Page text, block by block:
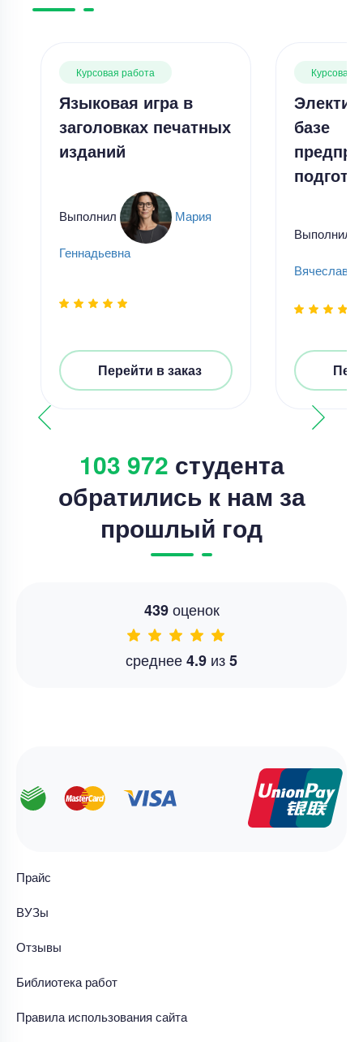
Курсовая работа
Языковая игра в
заголовках печатных
изданий
Выполнил Мария
Геннадьевна
Перейти в заказ
Курсовая
базе
Выполнил
Вячеслав
103 972 студента
обратились к нам за
прошлый год
439оценок
среднее4.9 из5
Прайс
ВУЗы
Отзывы
Библиотека работ
Правила использования сайта